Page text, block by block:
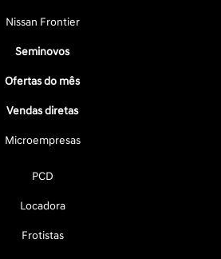
Nissan Frontier
Seminovos
Ofertas do mês
Vendas diretas
Microempresas
PCD
Locadora
Frotistas